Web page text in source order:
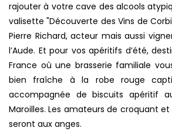
rajouter à votre cave des alcools
valisette "Découverte des Vins de
Pierre Richard, acteur mais aussi
l’Aude. Et pour vos apéritifs d’été,
France où une brasserie familiale
bien fraîche à la robe rouge
accompagnée de biscuits apéritif
Maroilles. Les amateurs de croquant
seront aux anges.